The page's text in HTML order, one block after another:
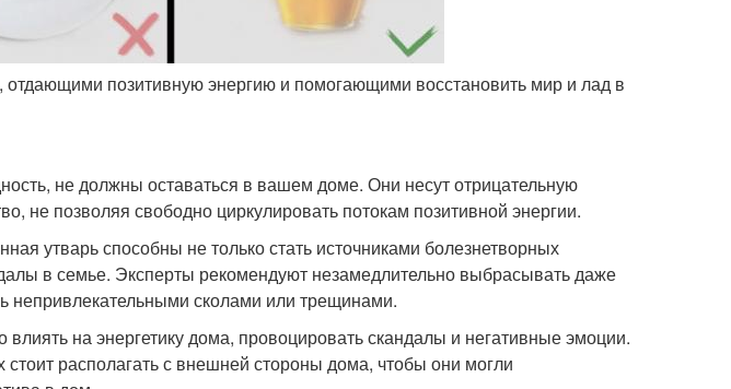
позитивную энергию и помогающими восстановить мир и лад в
не должны оставаться в вашем доме. Они несут отрицательную
не позволяя свободно циркулировать потокам позитивной энергии.
утварь способны не только стать источниками болезнетворных
в семье. Эксперты рекомендуют незамедлительно выбрасывать даже
непривлекательными сколами или трещинами.
влиять на энергетику дома, провоцировать скандалы и негативные эмоции.
располагать с внешней стороны дома, чтобы они могли